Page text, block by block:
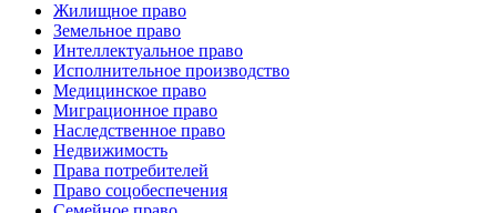
Жилищное право
Земельное право
Интеллектуальное право
Исполнительное производство
Медицинское право
Миграционное право
Наследственное право
Недвижимость
Права потребителей
Право соцобеспечения